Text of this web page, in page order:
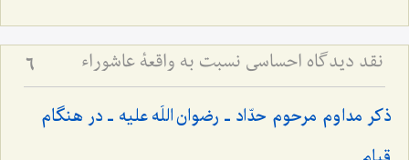
نقد دیدگاه احساسی نسبت به واقعۀ عاشوراء 6
ذکر مداوم مرحوم حدّاد ـ رضوان اللَه علیه ـ در هنگام